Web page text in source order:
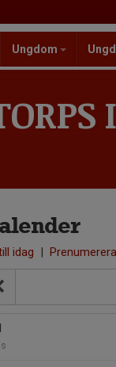
Ungdom
idag | Prenumerera